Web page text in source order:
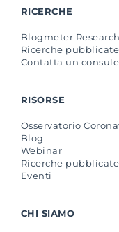
RICERCHE
Blogmeter Research
Ricerche pubblicate
Contatta un
RISORSE
Osservatorio
Blog
Webinar
Ricerche pubblicate
Eventi
CHI SIAMO